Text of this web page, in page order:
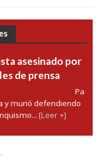
asesinado por
de prensa
Pa
y murió defendiendo
[Leer +]